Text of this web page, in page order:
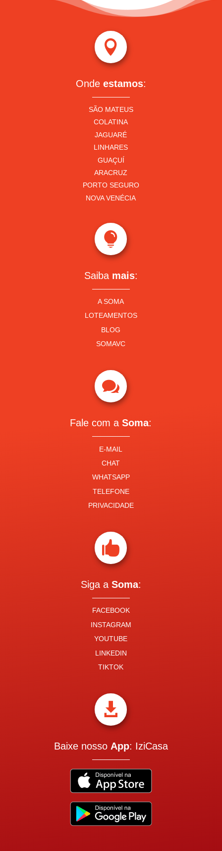

Onde estamos:
SÃO MATEUS
COLATINA
JAGUARÉ
LINHARES
GUAÇUÍ
ARACRUZ
PORTO SEGURO
NOVA VENÉCIA

Saiba mais:
A SOMA
LOTEAMENTOS
BLOG
SOMAVC

Fale com aSoma:
E-MAIL
CHAT
WHATSAPP
TELEFONE
PRIVACIDADE

Siga a Soma:
FACEBOOK
INSTAGRAM
YOUTUBE
LINKEDIN
TIKTOK

Baixe nosso App: IziCasa